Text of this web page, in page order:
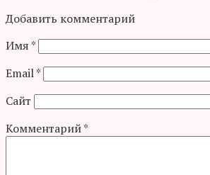
Добавить комментарий
Имя *
Email*
Сайт
Комментарий*